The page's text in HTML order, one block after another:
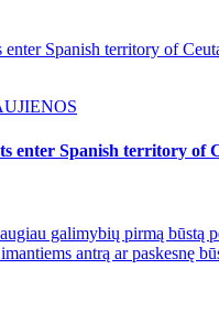
Spanish territory of
enter Spanish territory of
galimybių pirmą būstą
antrą ar paskesnę